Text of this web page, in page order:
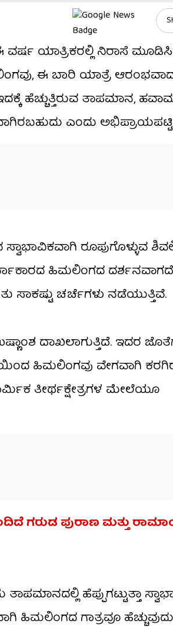
ಯಾತ್ರಿಕರಲ್ಲಿ ನಿರಾಸೆ
ಈ ಬಾರಿ ಯಾತ್ರೆ
ಹೆಚ್ಚುತ್ತಿರುವ ತಾಪಮಾನ,
ಎಂದು
ರೂಪುಗೊಳ್ಳುವ
ಹಿಮಲಿಂಗದ
ಸಾಕಷ್ಟು ಚರ್ಚೆಗಳು ನಡೆಯುತ್ತಿವೆ.
ದಾಖಲಾಗುತ್ತಿದೆ. ಇದರ
ಹಿಮಲಿಂಗವು ವೇಗವಾಗಿ
ತೀರ್ಥಕ್ಷೇತ್ರಗಳ ಮೇಲೆಯೂ
ಗರುಡ ಪುರಾಣ ಮತ್ತು
ಹೆಪ್ಪುಗಟ್ಟುತ್ತಾ
ಹಿಮಲಿಂಗದ ಗಾತ್ರವೂ